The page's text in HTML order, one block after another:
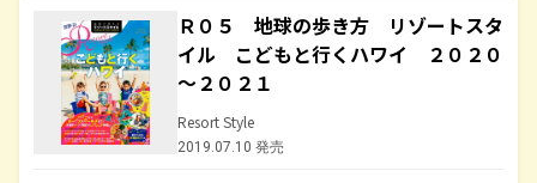
Ｒ０５ 地球の歩き方 リゾートスタ
イル こどもと行くハワイ ２０２０
～２０２１
Resort Style
2019.07.10 発売